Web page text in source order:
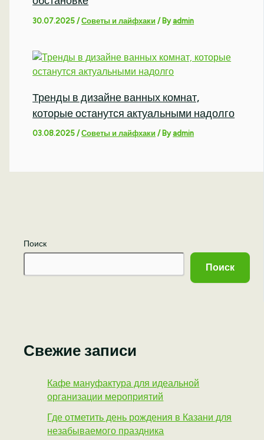
Поиск
Поиск
Свежие записи
Кафе мануфактура для идеальной
организации мероприятий
Где отметить день рождения в Казани для
незабываемого праздника
30.07.2025/Советы и лайфхаки / Byadmin
Тренды в дизайне ванных комнат,
которые останутся актуальными надолго
03.08.2025/Советы и лайфхаки / Byadmin